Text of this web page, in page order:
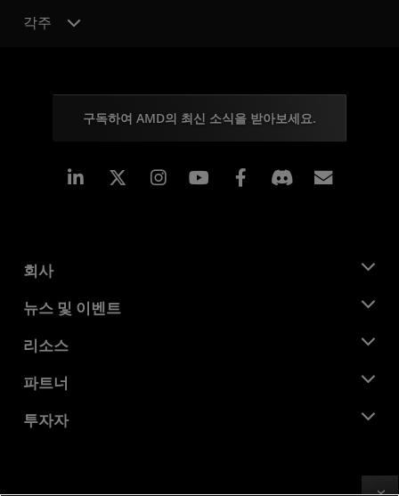
각주
구독하여 AMD의 최신 소식을 받아보세요.
Linkedin Instagram Facebook
회사
AMD 소개
기업의 사회적 책임
채용
문의하기
뉴스 및 이벤트
뉴스룸
미디어 라이브러리
리소스
개발자 센트럴
사례 연구
파트너
AMD 파트너 허브
투자자